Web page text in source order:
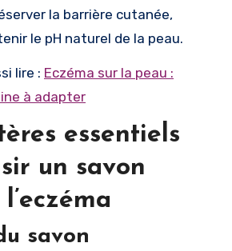
la barrière cutanée,
le pH naturel de la peau.
lire : Eczéma sur la peau :
à adapter
essentiels
un savon
savon